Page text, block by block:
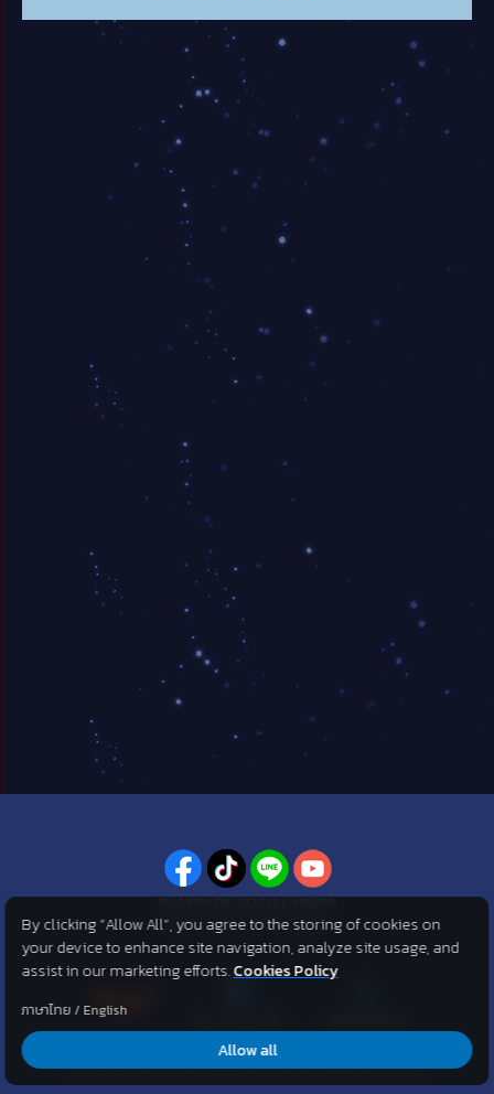
PLAYPARK SOCIAL MEDIA
ไม่พลาดทุกข่าวสารจาก PlayPark
©2007 KOG corporation . All Rights Reserved. ©2012 Asphere
Innovations Public Company Limited. All Rights Reserved.
By clicking “Allow All”, you agree to the storing of cookies on
your device to enhance site navigation, analyze site usage, and
assist in our marketing efforts.Cookies Policy
ภาษาไทย / English
Allow all